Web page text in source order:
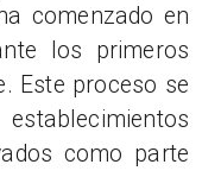
comenzado en
los primeros
Este proceso se
como parte